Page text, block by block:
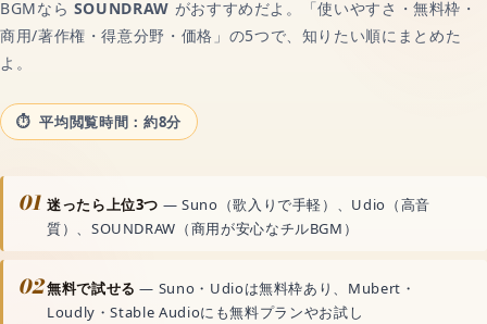
AIチャットおすすめ
音声読み上げAI
文字起こしAI
BGMなら SOUNDRAW がおすすめだよ。「使いやすさ・無料枠・
商用/著作権・得意分野・価格」の5つで、知りたい順にまとめた
よ。
平均閲覧時間：約8分
01 迷ったら上位3つ — Suno（歌入りで手軽）、Udio（高音
質）、SOUNDRAW（商用が安心なチルBGM）
02無料で試せる — Suno・Udioは無料枠あり、Mubert・
Loudly・Stable Audioにも無料プランやお試し